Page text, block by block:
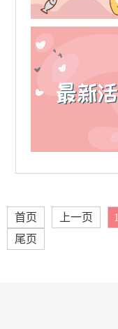
首页 上一页 1
尾页